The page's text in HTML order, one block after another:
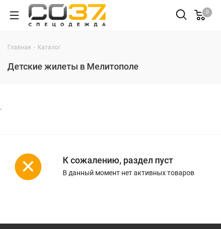
0
Главная - Каталог
Детские жилеты в Мелитополе
.
К сожалению, раздел пуст
В данный момент нет активных товаров